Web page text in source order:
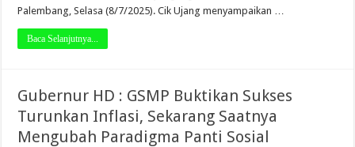
Palembang, Selasa (8/7/2025). Cik Ujang menyampaikan …
Baca Selanjutnya...
Gubernur HD : GSMP Buktikan Sukses
Turunkan Inflasi, Sekarang Saatnya
Mengubah Paradigma Panti Sosial